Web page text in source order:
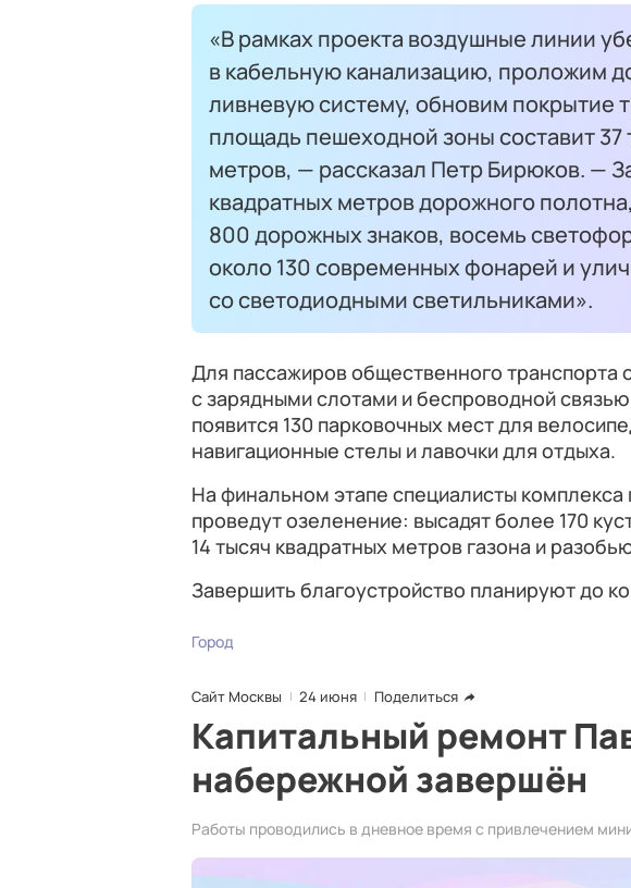
«В рамках проекта воздушные линии
в кабельную канализацию, проложим
ливневую систему, обновим покрытие
площадь пешеходной зоны составит 37
метров, — рассказал Петр Бирюков. —
квадратных метров дорожного
800 дорожных знаков, восемь
около 130 современных фонарей и
со светодиодными светильниками».
Для пассажиров общественного транспорта
с зарядными слотами и беспроводной
появится 130 парковочных мест для
навигационные стелы и лавочки для отдыха.
На финальном этапе специалисты комплекса
проведут озеленение: высадят более 170
14 тысяч квадратных метров газона и
Завершить благоустройство планируют до
Город
Сайт Москвы 24 июня Поделиться
Капитальный ремонт
набережной завершён
Работы проводились в дневное время с привлечением